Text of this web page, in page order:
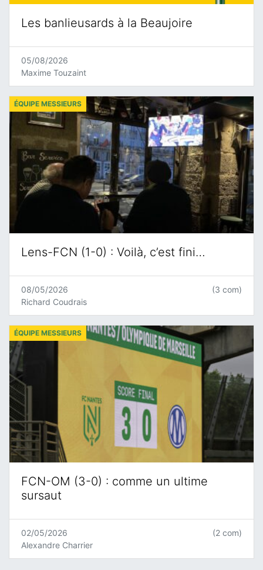
Les banlieusards à la Beaujoire
05/08/2026
Maxime Touzaint
Lens-FCN (1-0) : Voilà, c’est fini…
ÉQUIPE MESSIEURS
08/05/2026
Richard Coudrais
(3 com)
FCN-OM (3-0) : comme un ultime
sursaut
ÉQUIPE MESSIEURS
02/05/2026
Alexandre Charrier
(2 com)